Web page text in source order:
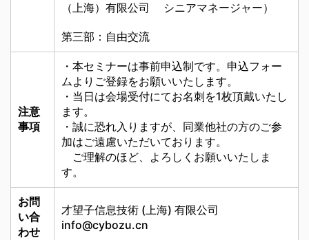
（上海）有限公司 シニアマネージャー）
第三部：自由交流
注意
事項
・本セミナーは事前申込制です。申込フォー
ムよりご登録をお願いいたします。
・当日は会場受付にてお名刺を1枚頂戴いたし
ます。
・誠に恐れ入りますが、同業他社の方のご参
加はご遠慮いただいております。
ご理解のほど、よろしくお願いいたしま
す。
お問
い合
わせ
才望子信息技術 (上海) 有限公司
info@cybozu.cn